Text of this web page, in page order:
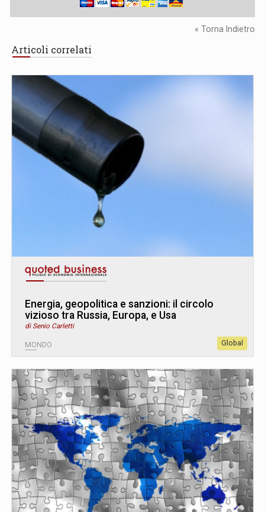
« Torna Indietro
Articoli correlati
Energia, geopolitica e sanzioni: il circolo
vizioso tra Russia, Europa, e Usa
di Senio Carletti
MONDO Global